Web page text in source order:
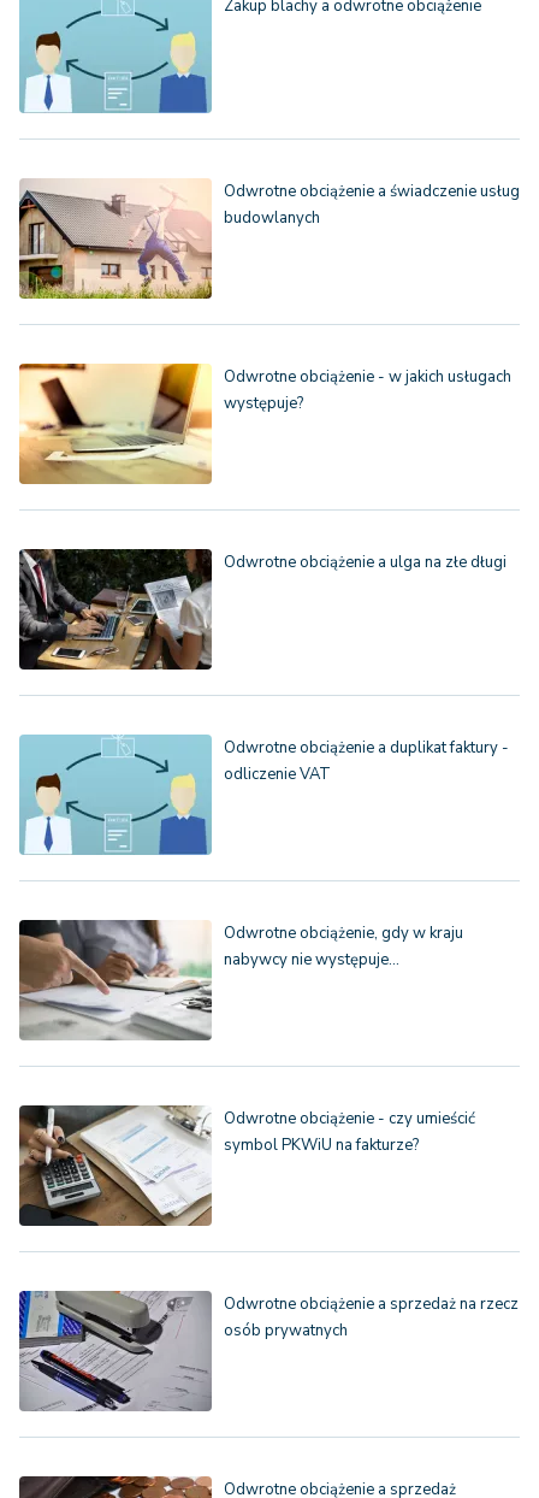
Zakup blachy a odwrotne obciążenie
Odwrotne obciążenie a świadczenie usług
budowlanych
Odwrotne obciążenie - w jakich usługach
występuje?
Odwrotne obciążenie a ulga na złe długi
Odwrotne obciążenie a duplikat faktury -
odliczenie VAT
Odwrotne obciążenie, gdy w kraju
nabywcy nie występuje…
Odwrotne obciążenie - czy umieścić
symbol PKWiU na fakturze?
Odwrotne obciążenie a sprzedaż na rzecz
osób prywatnych
Odwrotne obciążenie a sprzedaż